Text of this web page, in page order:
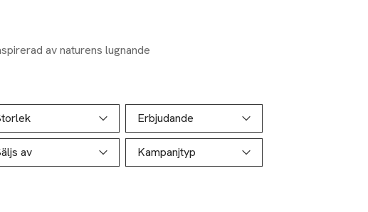
av naturens lugnande
Erbjudande
av Kampanjtyp